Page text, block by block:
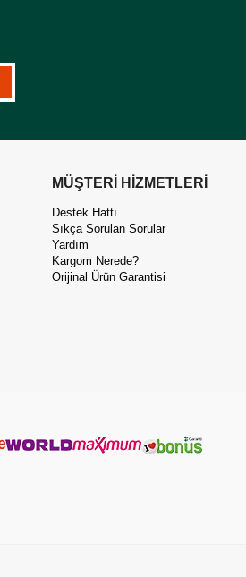
MÜŞTERİ HİZMETLERİ
Destek Hattı
Sıkça Sorulan Sorular
Yardım
Kargom Nerede?
Orijinal Ürün Garantisi